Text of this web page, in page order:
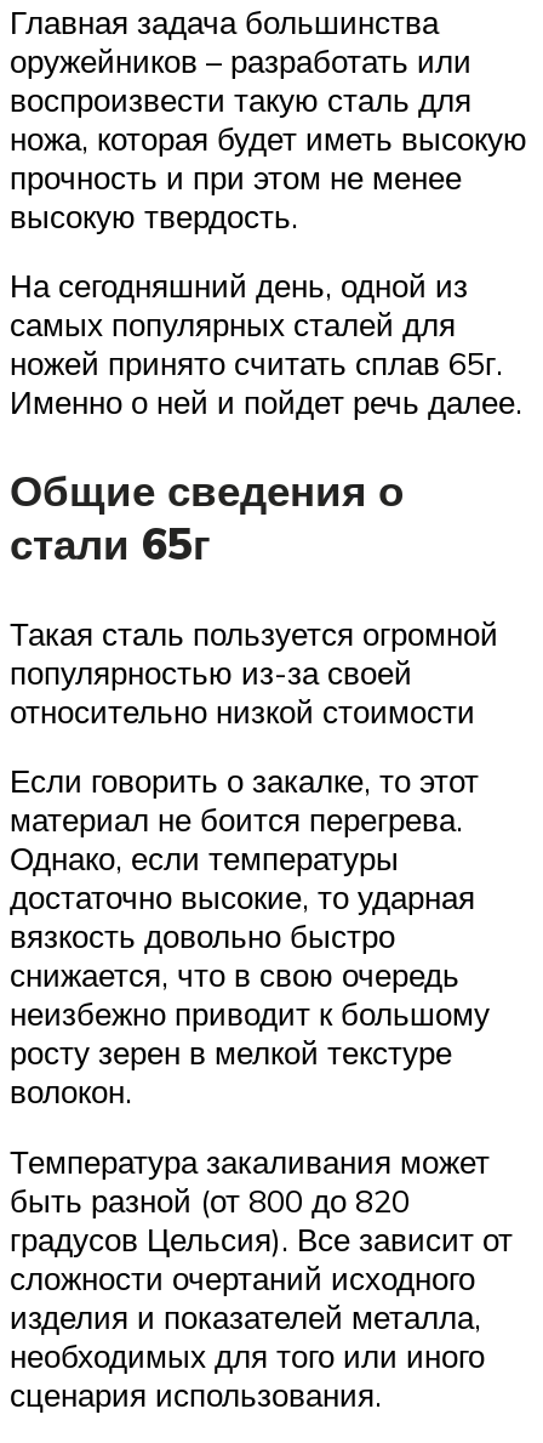
Главная задача большинства
оружейников – разработать или
воспроизвести такую сталь для
ножа, которая будет иметь высокую
прочность и при этом не менее
высокую твердость.
На сегодняшний день, одной из
самых популярных сталей для
ножей принято считать сплав 65г.
Именно о ней и пойдет речь далее.
Общие сведения о
стали 65г
Такая сталь пользуется огромной
популярностью из-за своей
относительно низкой стоимости
Если говорить о закалке, то этот
материал не боится перегрева.
Однако, если температуры
достаточно высокие, то ударная
вязкость довольно быстро
снижается, что в свою очередь
неизбежно приводит к большому
росту зерен в мелкой текстуре
волокон.
Температура закаливания может
быть разной (от 800 до 820
градусов Цельсия). Все зависит от
сложности очертаний исходного
изделия и показателей металла,
необходимых для того или иного
сценария использования.